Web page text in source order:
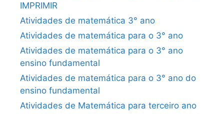
IMPRIMIR
Atividades de matemática 3° ano
Atividades de matemática para o 3° ano
Atividades de matemática para o 3° ano
ensino fundamental
Atividades de matemática para o 3° ano do
ensino fundamental
Atividades de Matemática para terceiro ano